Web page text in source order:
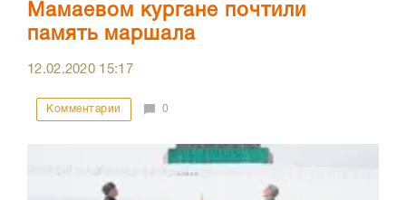
Мамаевом кургане почтили
память маршала
12.02.2020 15:17
Комментарии 0